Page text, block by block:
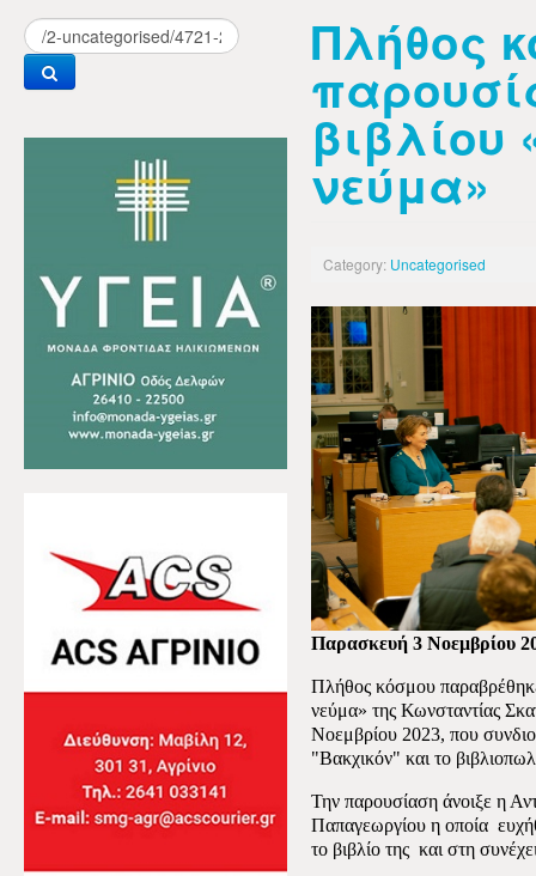
Πλήθος
βιβλίου
νεύμα»
Category: Uncategorised
Παρασκευή 3 Νοεμβρίου
Πλήθος κόσμου
νεύμα» της Κωνσταντίας
Νοεμβρίου 2023, που
"Βακχικόν" και το
Την παρουσίαση άνοιξε η
Παπαγεωργίου η οποία
το βιβλίο της και στη